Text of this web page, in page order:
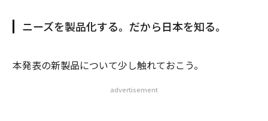
ニーズを製品化する。だから日本を知る。
本発表の新製品について少し触れておこう。
advertisement